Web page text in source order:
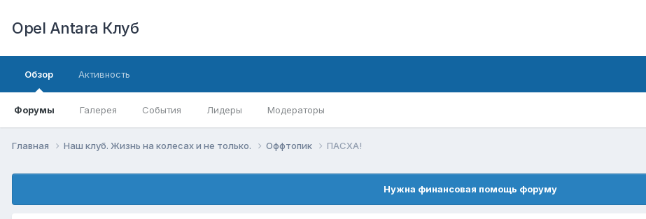
Opel Antara Клуб
Обзор
Форумы Галерея События Лидеры Модераторы
Активность
Главная Наш клуб. Жизнь на колесах и не только. Оффтопик ПАСХА!
Нужна финансовая помощь форуму